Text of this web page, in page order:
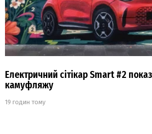
Електричний сітікар Smart #2
камуфляжу
19 годин тому